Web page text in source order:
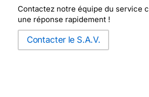
Contactez notre équipe du service
une réponse rapidement !
Contacter le S.A.V.